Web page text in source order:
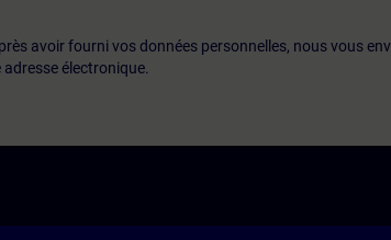
avoir fourni vos données personnelles, nous vous
électronique.